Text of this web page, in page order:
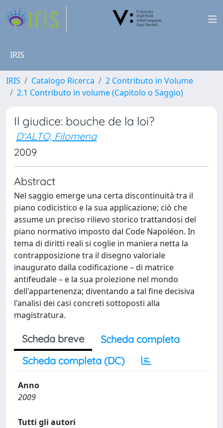
IRIS
IRIS Catalogo Ricerca
2 Contributo in Volume
2.1 Contributo in volume (Capitolo o Saggio)
Il giudice: bouche de la loi?
D'ALTO, Filomena
2009
Abstract
Nel saggio emerge una certa discontinuità tra il
piano codicistico e la sua applicazione; ciò che
assume un preciso rilievo storico trattandosi del
piano normativo imposto dal Code Napoléon. In
tema di diritti reali si coglie in maniera netta la
contrapposizione tra il disegno valoriale
inaugurato dalla codificazione – di matrice
antifeudale – e la sua proiezione nel mondo
dell'appartenenza; diventando a tal fine decisiva
l'analisi dei casi concreti sottoposti alla
magistratura.
Scheda breve
Scheda completa
Scheda completa (DC)
Anno
2009
Tutti gli autori